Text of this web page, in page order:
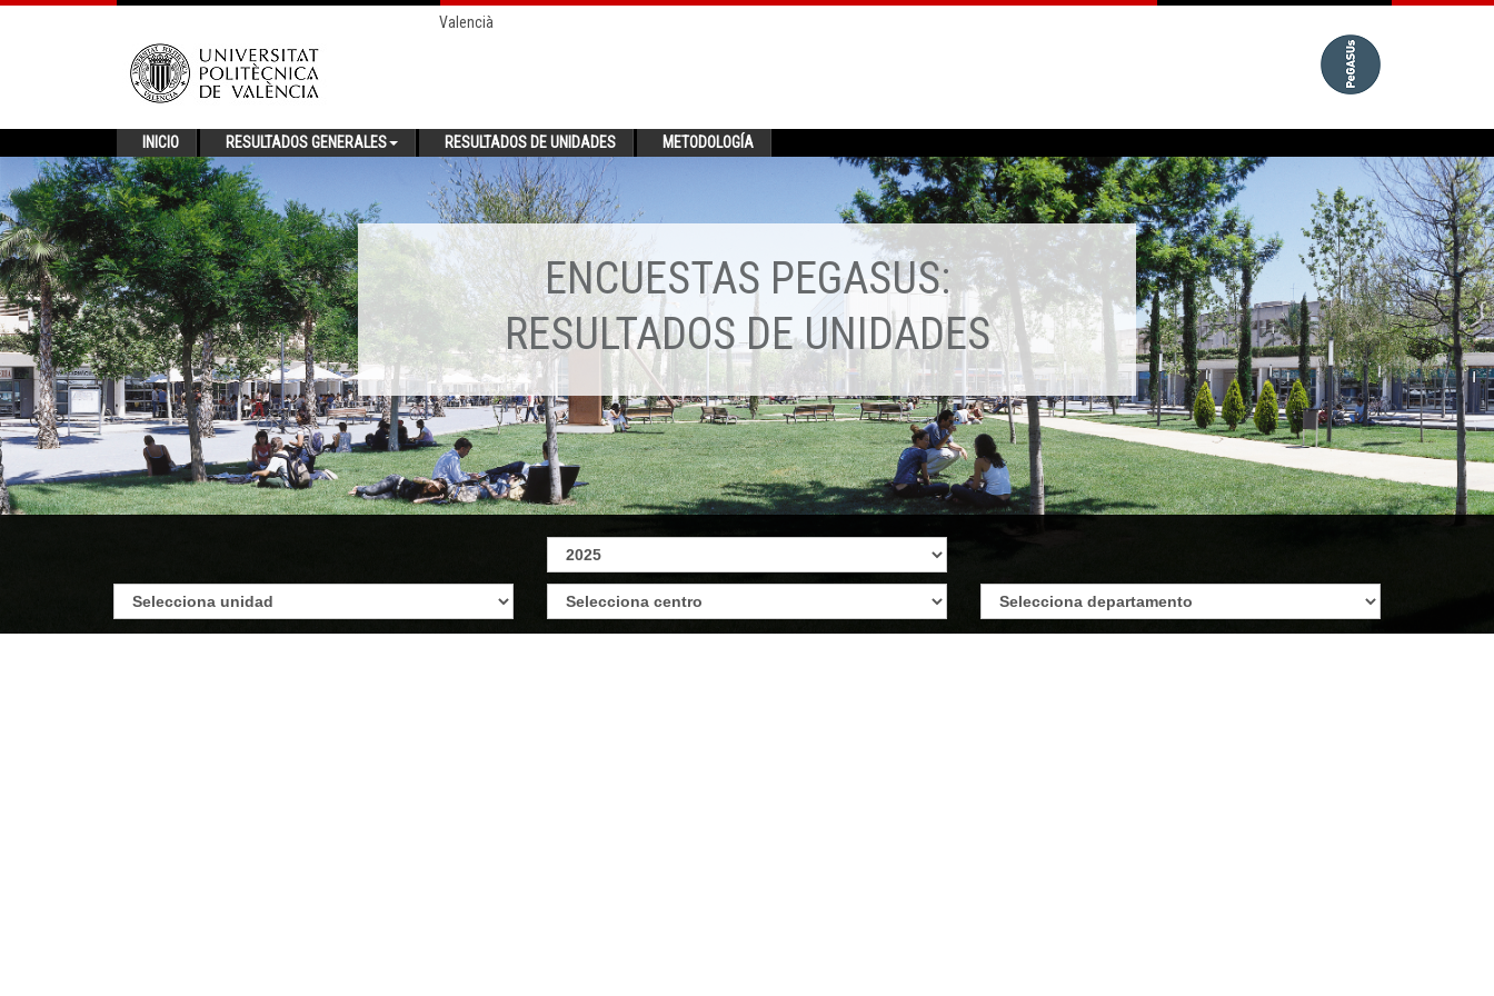
Valencià
INICIO RESULTADOS GENERALES RESULTADOS DE UNIDADES METODOLOGÍA
ENCUESTAS PEGASUS:
RESULTADOS DE UNIDADES